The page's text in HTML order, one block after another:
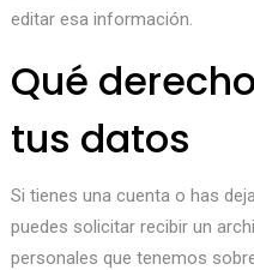
editar esa información.
Qué
tus datos
Si tienes una cuenta o has
puedes solicitar recibir un
personales que tenemos